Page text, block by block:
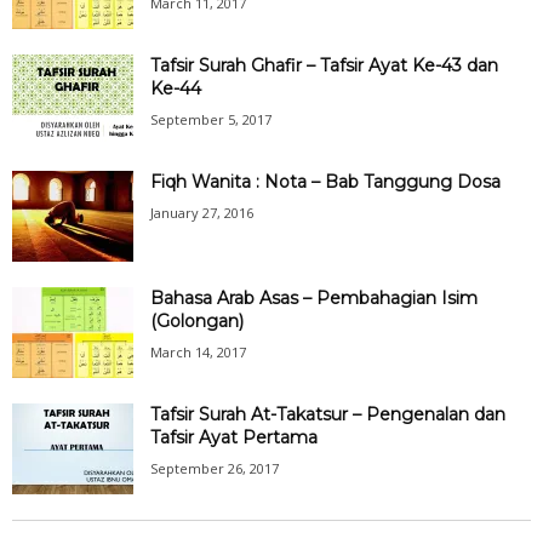
Tafsir Surah Ghafir – Tafsir Ayat Ke-43 dan
Ke-44
September 5, 2017
Fiqh Wanita : Nota – Bab Tanggung Dosa
January 27, 2016
Bahasa Arab Asas – Pembahagian Isim
(Golongan)
March 14, 2017
Tafsir Surah At-Takatsur – Pengenalan dan
Tafsir Ayat Pertama
September 26, 2017